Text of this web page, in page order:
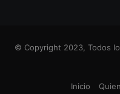
© Copyright 2023, Todos
Inicio